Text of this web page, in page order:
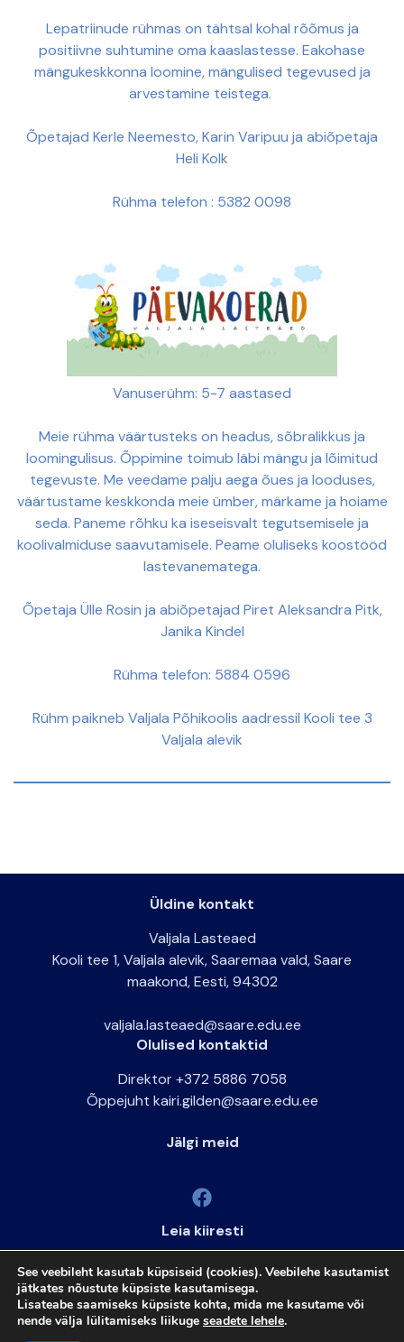
Lepatriinude rühmas on tähtsal kohal rõõmus ja
positiivne suhtumine oma kaaslastesse. Eakohase
mängukeskkonna loomine, mängulised tegevused ja
arvestamine teistega.
Õpetajad Kerle Neemesto, Karin Varipuu ja abiõpetaja
Heli Kolk
Rühma telefon : 5382 0098
Vanuserühm: 5-7 aastased
Meie rühma väärtusteks on headus, sõbralikkus ja
loomingulisus. Õppimine toimub läbi mängu ja lõimitud
tegevuste. Me veedame palju aega õues ja looduses,
väärtustame keskkonda meie ümber, märkame ja hoiame
seda. Paneme rõhku ka iseseisvalt tegutsemisele ja
koolivalmiduse saavutamisele. Peame oluliseks koostööd
lastevanematega.
Õpetaja Ülle Rosin ja abiõpetajad Piret Aleksandra Pitk,
Janika Kindel
Rühma telefon: 5884 0596
Rühm paikneb Valjala Põhikoolis aadressil Kooli tee 3
Valjala alevik
Üldine kontakt
Valjala Lasteaed
Kooli tee 1, Valjala alevik, Saaremaa vald, Saare
maakond, Eesti, 94302
valjala.lasteaed@saare.edu.ee
Olulised kontaktid
Direktor +372 5886 7058
Õppejuht kairi.gilden@saare.edu.ee
Jälgi meid
Leia kiiresti
ARNO
ELIIS
See veebileht kasutab küpsiseid (cookies). Veebilehe kasutamist
jätkates nõustute küpsiste kasutamisega.
Lisateabe saamiseks küpsiste kohta, mida me kasutame või
nende välja lülitamiseks liikuge seadete lehele.